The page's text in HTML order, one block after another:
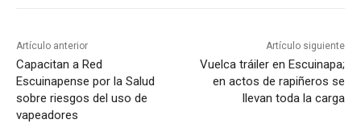
Artículo anterior
Capacitan a Red
Escuinapense por la Salud
sobre riesgos del uso de
vapeadores
Artículo siguiente
Vuelca tráiler en Escuinapa;
en actos de rapiñeros se
llevan toda la carga